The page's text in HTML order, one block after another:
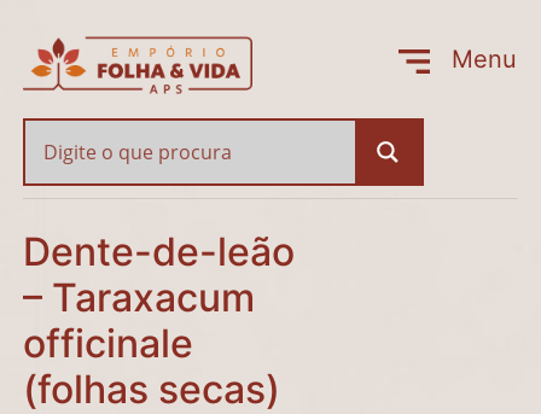
Menu
Fechar
Dente-de-leão –
Dente-de-leão
– Taraxacum
officinale
(folhas secas)